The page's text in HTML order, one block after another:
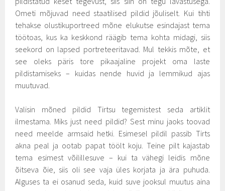
Ometi mõjuvad need staatilised pildid jõuliselt. Kui tihti
tehakse olustikuportreed mõne elukutse esindajast tema
töötoas, kus ka keskkond räägib tema kohta midagi, siis
seekord on lapsed portreteeritavad. Mul tekkis mõte, et
see oleks päris tore pikaajaline projekt oma laste
pildistamiseks – kuidas nende huvid ja lemmikud ajas
muutuvad.
Valisin mõned pildid Tirtsu tegemistest seda artiklit
ilmestama. Miks just need pildid? Sest minu jaoks toovad
need meelde armsaid hetki. Esimesel pildil passib Tirts
akna peal ja ootab papat töölt koju. Teine pilt kajastab
tema esimest võilillesuve – kui ta vähegi leidis mõne
õitseva õie, siis oli see vaja üles korjata ja ära puhuda.
Alguses ta ei osanud seda, kuid suve jooksul muutus aina